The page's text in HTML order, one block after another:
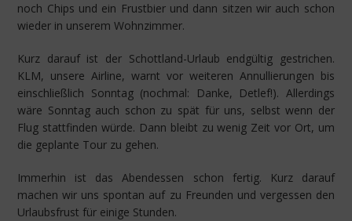
noch Chips und ein Frustbier und dann sitzen wir auch schon
wieder in unserem Wohnzimmer.
Kurz darauf ist der Schottland-Urlaub endgültig gestrichen.
KLM, unsere Airline, warnt vor weiteren Annullierungen bis
einschließlich Sonntag (nochmal: Danke, Detlef!). Allerdings
wäre Sonntag auch schon zu spät für uns, selbst wenn der
Flug stattfinden würde. Dann bleibt zu wenig Zeit vor Ort, um
die geplante Tour zu gehen.
Immerhin ist das Abendessen schon fertig. Kurz darauf
machen wir uns spontan auf zu Freunden und vergessen den
Urlaubsfrust für einige Stunden.